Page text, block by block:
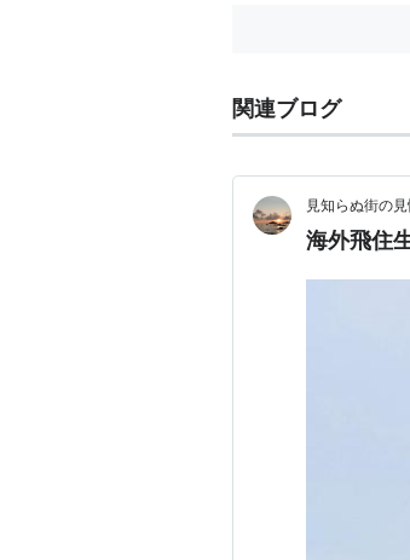
関連ブログ
見知らぬ街の
海外飛住